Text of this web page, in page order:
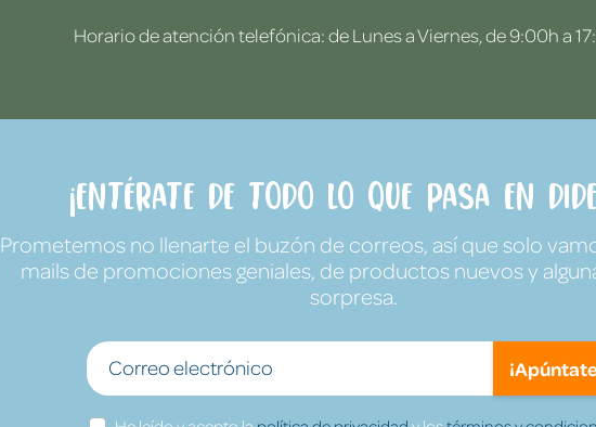
Horario de atención telefónica: de Lunes a Viernes, de 9:00h a
¡Entérate de todo lo que pasa en
Prometemos no llenarte el buzón de correos, así que solo
mails de promociones geniales, de productos nuevos y
sorpresa.